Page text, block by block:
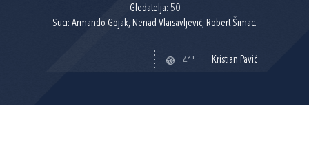
Gledatelja: 50
Suci: Armando Gojak, Nenad Vlaisavljević, Robert Šimac.
41' Kristian Pavić